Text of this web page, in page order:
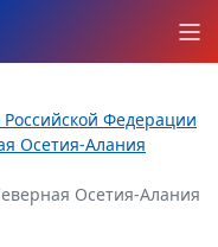
Федерации
Осетия-Алания
Осетия-Алания